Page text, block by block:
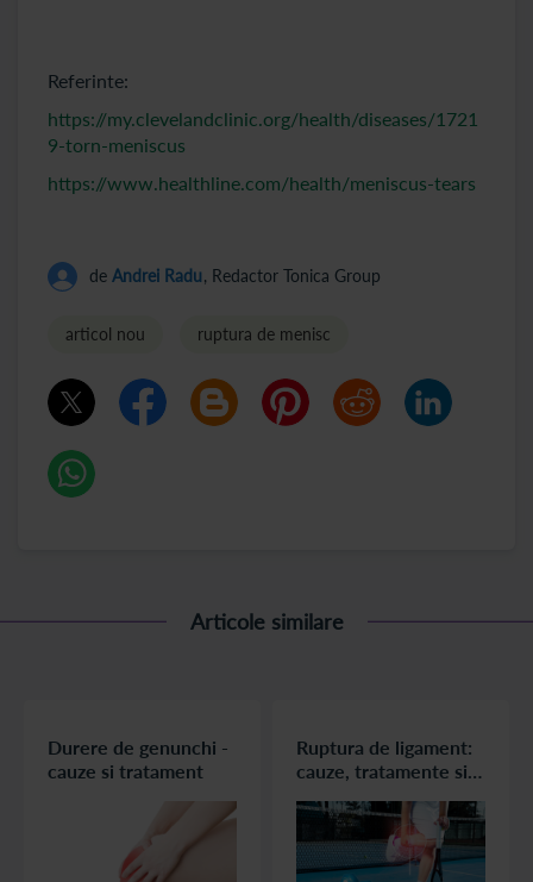
Referinte:
https://my.clevelandclinic.org/health/diseases/1721
9-torn-meniscus
https://www.healthline.com/health/meniscus-tears
de Andrei Radu, Redactor Tonica Group
articol nou ruptura de menisc
Articole similare
Durere de genunchi -
cauze si tratament
Ruptura de ligament:
cauze, tratamente si
Sfaturi pentru
preventie